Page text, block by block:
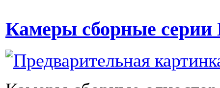
Камеры сборные